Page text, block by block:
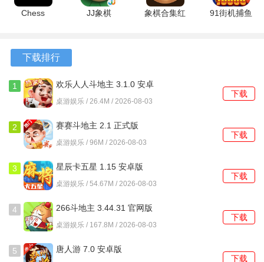
行发牌流程。如果连续三次发牌都没有人叫地主，则第三次
通常在日常生活中推荐使用叫分模式;在这种模式中，一些规
则可能适用于特定地区或规则，当手中有两张大小王或四个2
时必须要求最高3分，或者前两位都不点时一位可以选择3 分
决定是否要加倍等其他类似附加条件。
到底牌。地主收取底牌并开始出牌。之后每一轮由上轮出牌
最大的玩家先出牌(一轮指其他玩家都不能打过上一位玩家的
出牌)，优先出牌的玩家可以打任何合理的组合，而其他两个
玩家必须按照相同组合、炸弹或火箭接拍，下一个玩家必须
打过上一个玩家。如果没有能够压过上一个玩家的组合，则
必须选择不出。直到有一位玩家打完所有手中的牌为止，游
Chess
官方版
JJ象棋
象棋合集红
91街机捕鱼
下载排行
1
欢乐人人斗地主 3.1.0 安卓
版
桌游娱乐 / 26.4M / 2026-08-03
下载
2 赛赛斗地主 2.1 正式版
桌游娱乐 / 96M / 2026-08-03
下载
3 星辰卡五星 1.15 安卓版
桌游娱乐 / 54.67M / 2026-08-03
下载
4 266斗地主 3.44.31 官网版
桌游娱乐 / 167.8M / 2026-08-03
下载
5
唐人游 7.0 安卓版
下载